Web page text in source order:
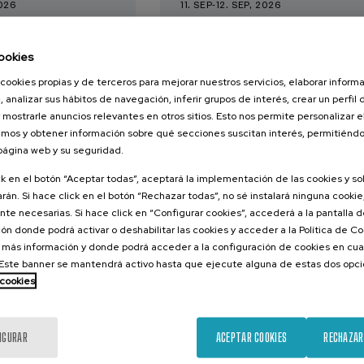
memoria,
futuro
Euskera
plazas
pasada
de
espera
de
matrícula
11. SEP-12. SEP, 2026
la comida
20 h. Español
plazas
pasada
de
espera
de
matrícula
finalizado
propias y de terceros para mejorar nuestros servicios, elaborar
analizar sus hábitos de navegación, inferir grupos de interés, crear un perfil
anuncios relevantes en otros sitios. Esto nos permite personalizar
y obtener información sobre qué secciones suscitan interés,
web y su seguridad.
en el botón “Aceptar todas”, aceptará la implementación de las cookies y
Si hace click en el botón “Rechazar todas”, no sé instalará ninguna
necesarias. Si hace click en “Configurar cookies”, accederá a la pantalla
donde podrá activar o deshabilitar las cookies y acceder a la Política de
información y donde podrá acceder a la configuración de cookies en
banner se mantendrá activo hasta que ejecute alguna de estas dos
ACEPTAR COOKIES